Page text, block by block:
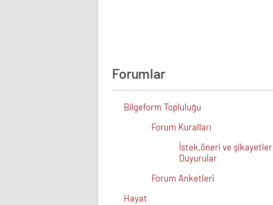
Forumlar
Bilgeform Topluluğu
Forum Kuralları
İstek,öneri ve şikayetler
Duyurular
Forum Anketleri
Hayat